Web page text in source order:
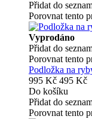
Přidat do
Porovnat tento
Vyprodáno
Přidat do
Porovnat tento
Podložka na
995 Kč 495 Kč
Do košíku
Přidat do
Porovnat tento